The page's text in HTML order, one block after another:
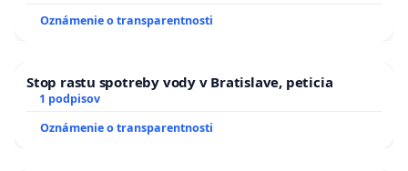
Oznámenie o transparentnosti
Stop rastu spotreby vody v Bratislave, peticia
1 podpisov
Oznámenie o transparentnosti